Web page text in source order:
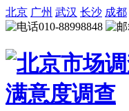
北京 广州 武汉 长沙 成都
010-88998848